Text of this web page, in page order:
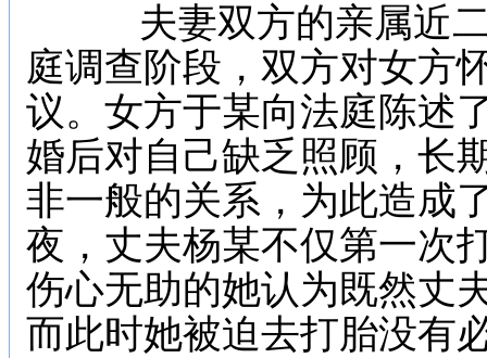
夫妻双方的亲属近二
庭调查阶段，双方对女方
议。女方于某向法庭陈述
婚后对自己缺乏照顾，长
非一般的关系，为此造成
夜，丈夫杨某不仅第一次
伤心无助的她认为既然丈
而此时她被迫去打胎没有